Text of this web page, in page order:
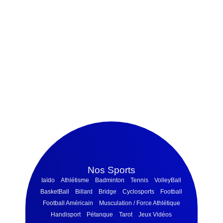
Nos Sports
Iaïdo Athlétisme Badminton Tennis
VolleyBall
BasketBall
Billard Bridge Cyclosports
Football
Football Américain
Musculation / Force Athlétique
Handisport
Pétanque Tarot Jeux Vidéos